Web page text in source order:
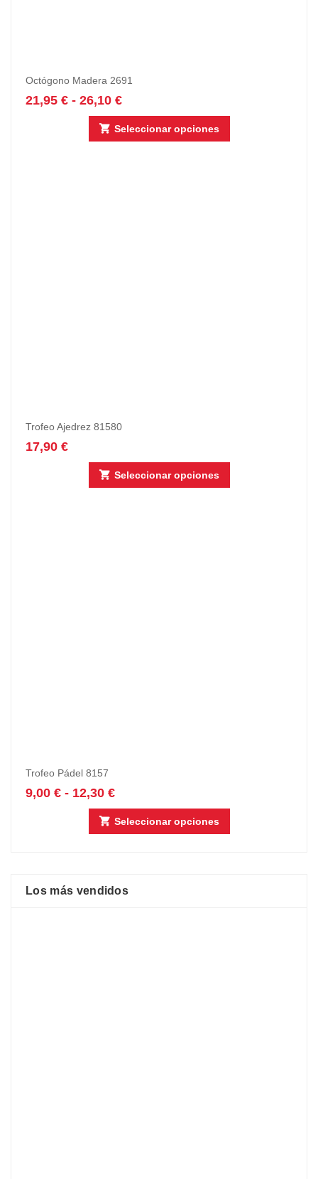
Octógono Madera 2691
21,95 € - 26,10 €
Seleccionar opciones
Trofeo Ajedrez 81580
17,90 €
Seleccionar opciones
Trofeo Pádel 8157
9,00 € - 12,30 €
Seleccionar opciones
Los más vendidos